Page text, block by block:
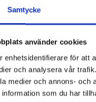
Samtycke
använder cookies
enhetsidentifierare för att
och analysera vår
medier och annons- och
information som du har